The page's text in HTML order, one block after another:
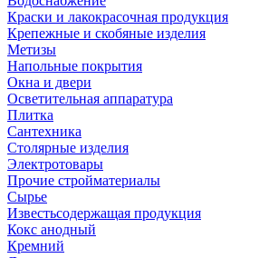
Краски и лакокрасочная продукция
Крепежные и скобяные изделия
Метизы
Напольные покрытия
Окна и двери
Осветительная аппаратура
Плитка
Сантехника
Столярные изделия
Электротовары
Прочие стройматериалы
Сырье
Известьсодержащая продукция
Кокс анодный
Кремний